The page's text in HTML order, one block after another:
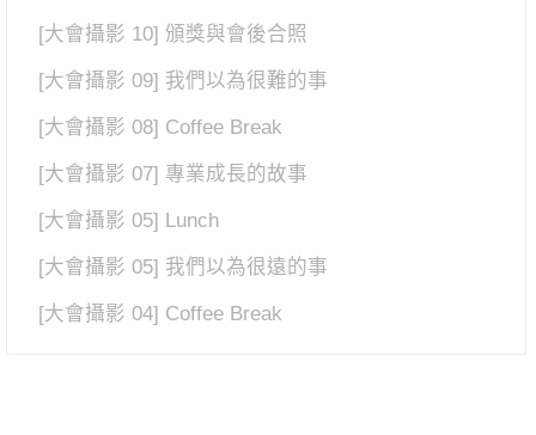
[大會攝影 10] 頒獎與會後合照
[大會攝影 09] 我們以為很難的事
[大會攝影 08] Coffee Break
[大會攝影 07] 專業成長的故事
[大會攝影 05] Lunch
[大會攝影 05] 我們以為很遠的事
[大會攝影 04] Coffee Break